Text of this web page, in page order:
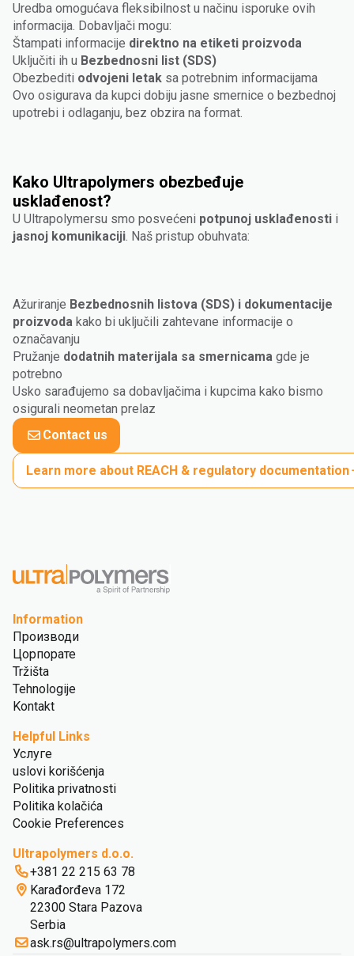
Uredba omogućava fleksibilnost u načinu isporuke ovih
informacija. Dobavljači mogu:
Štampati informacije direktno na etiketi proizvoda
Uključiti ih u Bezbednosni list (SDS)
Obezbediti odvojeni letak sa potrebnim informacijama
Ovo osigurava da kupci dobiju jasne smernice o bezbednoj
upotrebi i odlaganju, bez obzira na format.
Kako Ultrapolymers obezbeđuje
usklađenost?
U Ultrapolymersu smo posvećeni potpunoj usklađenosti i
jasnoj komunikaciji. Naš pristup obuhvata:
Ažuriranje Bezbednosnih listova (SDS) i dokumentacije
proizvoda kako bi uključili zahtevane informacije o
označavanju
Pružanje dodatnih materijala sa smernicama gde je
potrebno
Usko sarađujemo sa dobavljačima i kupcima kako bismo
osigurali neometan prelaz
Contact us
Learn more about REACH & regulatory documentation
Information
Производи
Цорпорате
Tržišta
Tehnologije
Kontakt
Helpful Links
Услуге
uslovi korišćenja
Politika privatnosti
Politika kolačića
Cookie Preferences
Ultrapolymers d.o.o.
+381 22 215 63 78
Karađorđeva 172
22300 Stara Pazova
Serbia
ask.rs@ultrapolymers.com